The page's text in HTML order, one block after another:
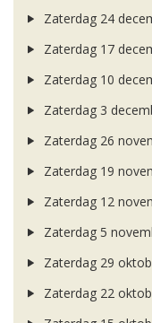
Zaterdag 24
Zaterdag 17
Zaterdag 10
Zaterdag 3
Zaterdag 26
Zaterdag 19
Zaterdag 12
Zaterdag 5
Zaterdag 29
Zaterdag 22